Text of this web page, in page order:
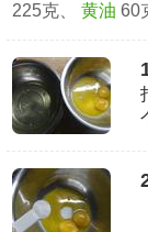
225克、黄油 60